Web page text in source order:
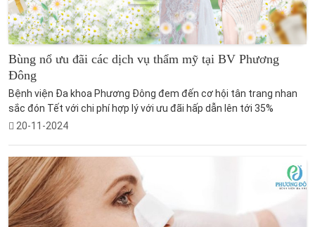
Bùng nổ ưu đãi các dịch vụ thẩm mỹ tại BV Phương
Đông
Bệnh viện Đa khoa Phương Đông đem đến cơ hội tân trang nhan
sắc đón Tết với chi phí hợp lý với ưu đãi hấp dẫn lên tới 35%
20-11-2024